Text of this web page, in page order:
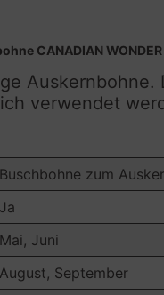
CANADIAN WONDER
verwendet
Buschbohne zum
Ja
Mai, Juni
August, September